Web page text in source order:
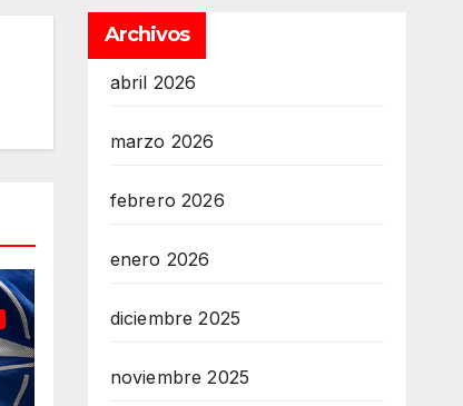
Archivos
abril 2026
marzo 2026
febrero 2026
enero 2026
diciembre 2025
noviembre 2025